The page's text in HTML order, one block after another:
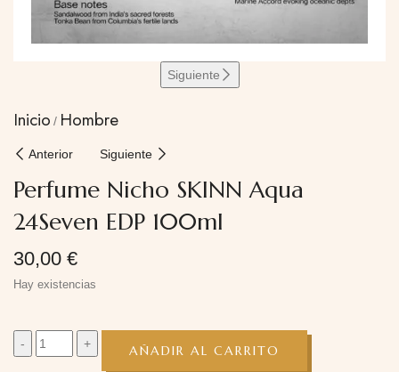
Siguiente
Inicio Hombre
Anterior Siguiente
Perfume Nicho SKINN Aqua
24Seven EDP 100ml
30,00 €
Hay existencias
AÑADIR AL CARRITO